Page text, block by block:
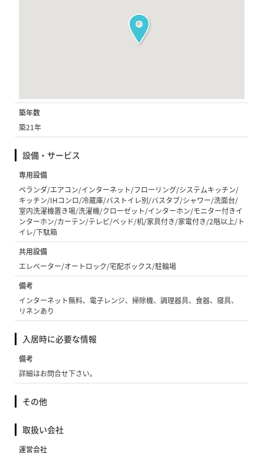
築年数
築21年
設備・サービス
専用設備
ベランダ/エアコン/インターネット/フローリング/システムキッチン/
キッチン/IHコンロ/冷蔵庫/バストイレ別/バスタブ/シャワー/洗面台/
室内洗濯機置き場/洗濯機/クローゼット/インターホン/モニター付きイ
ンターホン/カーテン/テレビ/ベッド/机/家具付き/家電付き/2階以上/ト
イレ/下駄箱
共用設備
エレベーター/オートロック/宅配ボックス/駐輪場
備考
インターネット無料、電子レンジ、掃除機、調理器具、食器、寝具、
リネンあり
入居時に必要な情報
備考
詳細はお問合せ下さい。
その他
取扱い会社
運営会社